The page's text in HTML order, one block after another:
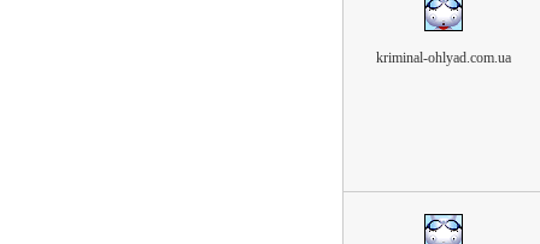
kriminal-ohlyad.com.ua